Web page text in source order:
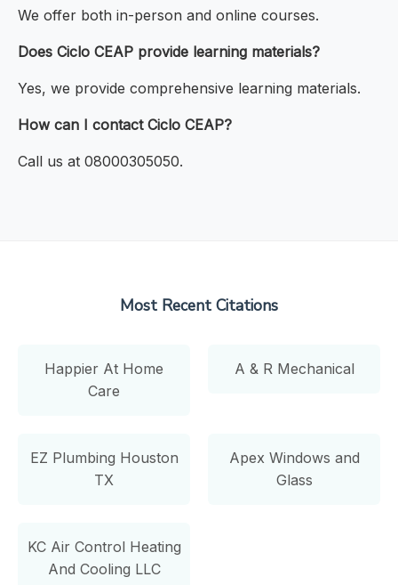
We offer both in-person and online courses.
Does Ciclo CEAP provide learning materials?
Yes, we provide comprehensive learning materials.
How can I contact Ciclo CEAP?
Call us at 08000305050.
Most Recent Citations
Happier At Home
Care
A & R Mechanical
EZ Plumbing Houston
TX
Apex Windows and
Glass
KC Air Control Heating
And Cooling LLC